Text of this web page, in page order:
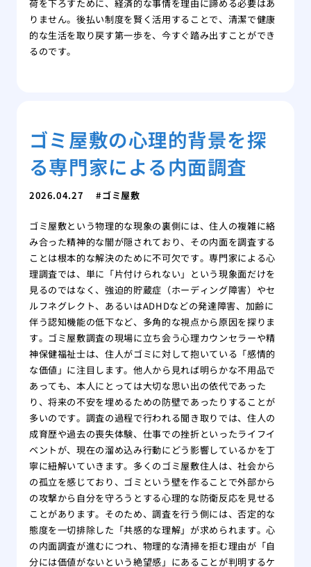
荷を下ろすために、経済的な事情を理由に諦める必要はあ
りません。後払い制度を賢く活用することで、清潔で健康
的な生活を取り戻す第一歩を、今すぐ踏み出すことができ
るのです。
ゴミ屋敷の心理的背景を探
る専門家による内面調査
2026.04.27 ゴミ屋敷
ゴミ屋敷という物理的な現象の裏側には、住人の複雑に絡
み合った精神的な闇が隠されており、その内面を調査する
ことは根本的な解決のために不可欠です。専門家による心
理調査では、単に「片付けられない」という現象面だけを
見るのではなく、強迫的貯蔵症（ホーディング障害）やセ
ルフネグレクト、あるいはADHDなどの発達障害、加齢に
伴う認知機能の低下など、多角的な視点から原因を探りま
す。ゴミ屋敷調査の現場に立ち会う心理カウンセラーや精
神保健福祉士は、住人がゴミに対して抱いている「感情的
な価値」に注目します。他人から見れば明らかな不用品で
あっても、本人にとっては大切な思い出の依代であった
り、将来の不安を埋めるための防壁であったりすることが
多いのです。調査の過程で行われる聞き取りでは、住人の
成育歴や過去の喪失体験、仕事での挫折といったライフイ
ベントが、現在の溜め込み行動にどう影響しているかを丁
寧に紐解いていきます。多くのゴミ屋敷住人は、社会から
の孤立を感じており、ゴミという壁を作ることで外部から
の攻撃から自分を守ろうとする心理的な防衛反応を見せる
ことがあります。そのため、調査を行う側には、否定的な
態度を一切排除した「共感的な理解」が求められます。心
の内面調査が進むにつれ、物理的な清掃を拒む理由が「自
分には価値がないという絶望感」にあることが判明するケ